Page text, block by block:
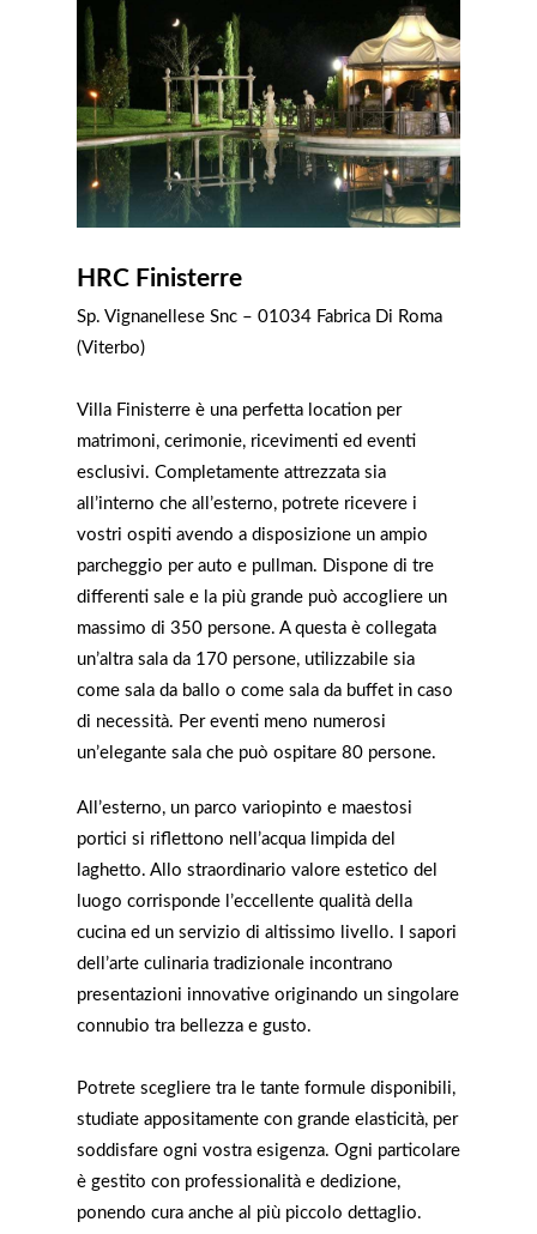
HRC Finisterre
Sp. Vignanellese Snc – 01034 Fabrica Di Roma
(Viterbo)
Villa Finisterre è una perfetta location per
matrimoni, cerimonie, ricevimenti ed eventi
esclusivi. Completamente attrezzata sia
all’interno che all’esterno, potrete ricevere i
vostri ospiti avendo a disposizione un ampio
parcheggio per auto e pullman. Dispone di tre
differenti sale e la più grande può accogliere un
massimo di 350 persone. A questa è collegata
un’altra sala da 170 persone, utilizzabile sia
come sala da ballo o come sala da buffet in caso
di necessità. Per eventi meno numerosi
un’elegante sala che può ospitare 80 persone.
All’esterno, un parco variopinto e maestosi
portici si riflettono nell’acqua limpida del
laghetto. Allo straordinario valore estetico del
luogo corrisponde l’eccellente qualità della
cucina ed un servizio di altissimo livello. I sapori
dell’arte culinaria tradizionale incontrano
presentazioni innovative originando un singolare
connubio tra bellezza e gusto.
Potrete scegliere tra le tante formule disponibili,
studiate appositamente con grande elasticità, per
soddisfare ogni vostra esigenza. Ogni particolare
è gestito con professionalità e dedizione,
ponendo cura anche al più piccolo dettaglio.